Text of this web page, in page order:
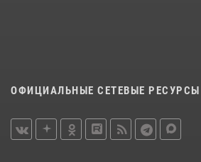
ОФИЦИАЛЬНЫЕ СЕТЕВЫЕ РЕСУРСЫ